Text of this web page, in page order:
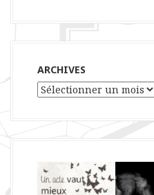
ARCHIVES
Archives